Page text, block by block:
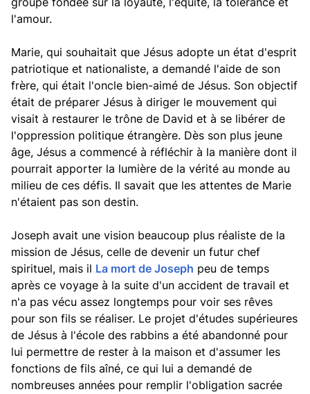
l'amour.
Marie, qui souhaitait que Jésus adopte un état d'esprit
patriotique et nationaliste, a demandé l'aide de son
frère, qui était l'oncle bien-aimé de Jésus. Son objectif
était de préparer Jésus à diriger le mouvement qui
visait à restaurer le trône de David et à se libérer de
l'oppression politique étrangère. Dès son plus jeune
âge, Jésus a commencé à réfléchir à la manière dont il
pourrait apporter la lumière de la vérité au monde au
milieu de ces défis. Il savait que les attentes de Marie
n'étaient pas son destin.
Joseph avait une vision beaucoup plus réaliste de la
mission de Jésus, celle de devenir un futur chef
spirituel, mais il La mort de Joseph peu de temps
après ce voyage à la suite d'un accident de travail et
n'a pas vécu assez longtemps pour voir ses rêves
pour son fils se réaliser. Le projet d'études supérieures
de Jésus à l'école des rabbins a été abandonné pour
lui permettre de rester à la maison et d'assumer les
fonctions de fils aîné, ce qui lui a demandé de
nombreuses années pour remplir l'obligation sacrée